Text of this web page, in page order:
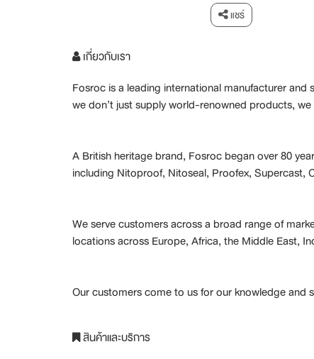
แชร์
เกี่ยวกับเรา
Fosroc is a leading international manufacturer
we don’t just supply world-renowned products,
A British heritage brand, Fosroc began over 80
including Nitoproof, Nitoseal, Proofex, Supercast,
We serve customers across a broad range of
locations across Europe, Africa, the Middle East,
Our customers come to us for our knowledge and
สินค้าและบริการ